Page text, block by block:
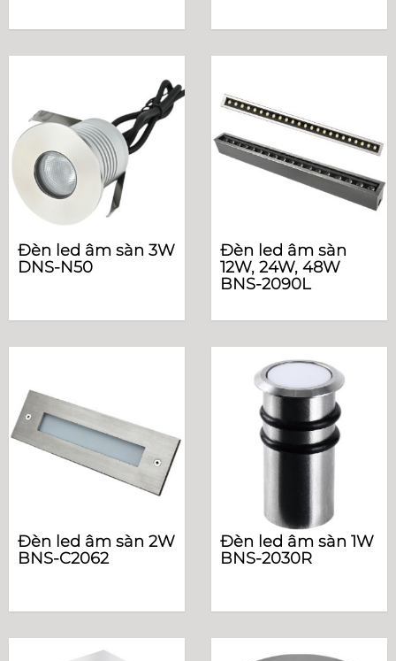
Đèn led âm sàn 3W
DNS-N50
Đèn led âm sàn
12W, 24W, 48W
BNS-2090L
Đèn led âm sàn 2W
BNS-C2062
Đèn led âm sàn 1W
BNS-2030R